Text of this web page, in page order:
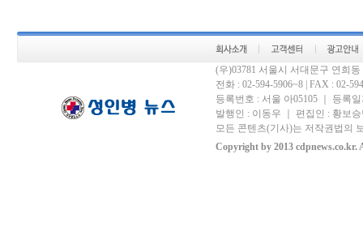
(우)03781 서울시 서대문구 연희
전화 : 02-594-5906~8 | FAX : 02-
등록번호 : 서울 아05105 ｜ 등록
발행인 : 이동우 ｜ 편집인 : 황보
모든 콘텐츠(기사)는 저작권법의
Copyright by 2013 cdpnews.co.kr.